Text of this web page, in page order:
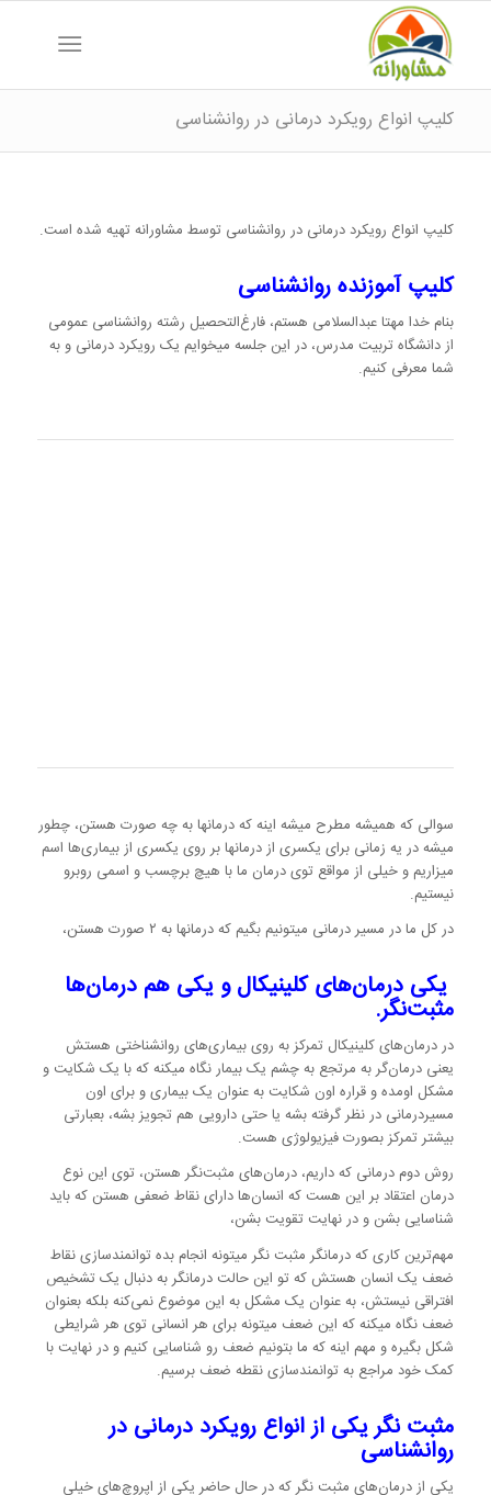
کلیپ انواع رویکرد درمانی در روانشناسی
کلیپ انواع رویکرد درمانی در روانشناسی توسط مشاورانه تهیه شده است.
کلیپ آموزنده روانشناسی
بنام خدا مهتا عبدالسلامی هستم، فارغ‌التحصیل رشته روانشناسی عمومی
از دانشگاه تربیت مدرس، در این جلسه میخوایم یک رویکرد درمانی و به
شما معرفی کنیم.
سوالی که همیشه مطرح میشه اینه که درمانها به چه صورت هستن، چطور
میشه در یه زمانی برای یکسری از درمانها بر روی یکسری از بیماری‌ها اسم
میزاریم و خیلی از مواقع توی درمان ما با هیچ برچسب و اسمی روبرو
نیستیم.
در کل ما در مسیر درمانی میتونیم بگیم که درمانها به ۲ صورت هستن،
یکی درمان‌های کلینیکال و یکی هم درمان‌ها
مثبت‌نگر.
در درمان‌های کلینیکال تمرکز به روی بیماری‌های روانشناختی هستش
یعنی درمان‌گر به مرتجع به چشم یک بیمار نگاه میکنه که با یک شکایت و
مشکل اومده و قراره اون شکایت به عنوان یک بیماری و برای اون
مسیردرمانی در نظر گرفته بشه یا حتی دارویی هم تجویز بشه، بعبارتی
بیشتر تمرکز بصورت فیزیولوژی هست‌.
روش دوم درمانی که داریم، درمان‌های مثبت‌نگر هستن، توی این نوع
درمان اعتقاد بر این هست که انسان‌ها دارای نقاط ضعفی هستن که باید
شناسایی بشن و در نهایت تقویت بشن،
مهم‌ترین کاری که درمانگر مثبت نگر میتونه انجام بده توانمندسازی نقاط
ضعف یک انسان هستش که تو این حالت درمانگر به دنبال یک تشخیص
افتراقی نیستش، به عنوان یک مشکل به این موضوع نمی‌کنه بلکه بعنوان
ضعف نگاه میکنه که این ضعف میتونه برای هر انسانی توی هر شرایطی
شکل بگیره و مهم اینه که ما بتونیم ضعف رو شناسایی کنیم و در نهایت با
کمک خود مراجع به توانمندسازی نقطه ضعف برسیم.
مثبت نگر یکی از انواع رویکرد درمانی در
روانشناسی
یکی از درمان‌های مثبت نگر که در حال حاضر یکی از اپروچ‌های خیلی